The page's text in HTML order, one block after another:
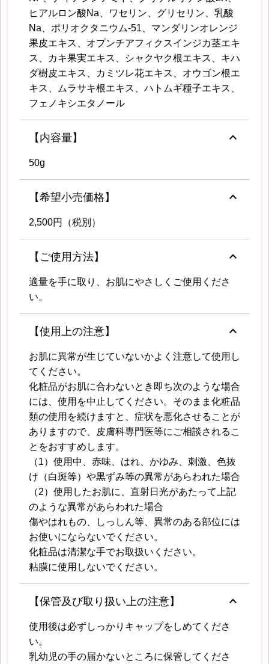
ヒアルロン酸Na、ワセリン、グリセリン、乳酸
Na、ポリオクタニウム-51、マンダリンオレンジ
果皮エキス、オプンチアフィクスインジカ茎エキ
ス、カキ果実エキス、シャクヤク根エキス、キハ
ダ樹皮エキス、カミツレ花エキス、オウゴン根エ
キス、ムラサキ根エキス、ハトムギ種子エキス、
フェノキシエタノール
【内容量】 keyboard_arrow_up
50g
【希望小売価格】 keyboard_arrow_up
2,500円（税別）
【ご使用方法】 keyboard_arrow_up
適量を手に取り、お肌にやさしくご使用くださ
い。
【使用上の注意】 keyboard_arrow_up
お肌に異常が生じていないかよく注意して使用し
てください。
化粧品がお肌に合わないとき即ち次のような場合
には、使用を中止してください。そのまま化粧品
類の使用を続けますと、症状を悪化させることが
ありますので、皮膚科専門医等にご相談されるこ
とをおすすめします。
（1）使用中、赤味、はれ、かゆみ、刺激、色抜
け（白斑等）や黒ずみ等の異常があらわれた場合
（2）使用したお肌に、直射日光があたって上記
のような異常があらわれた場合
傷やはれもの、しっしん等、異常のある部位には
お使いにならないでください。
化粧品は清潔な手でお取扱いください。
粘膜に使用しないでください。
【保管及び取り扱い上の注意】 keyboard_arrow_up
使用後は必ずしっかりキャップをしめてくださ
い。
乳幼児の手の届かないところに保管してくださ